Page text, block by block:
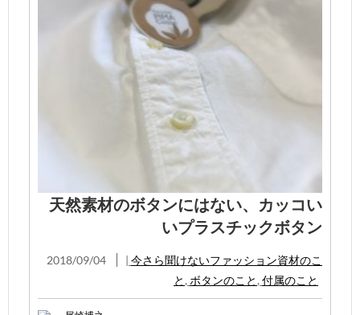
天然素材のボタンにはない、カッコい
いプラスチックボタン
2018/09/04 | 今さら聞けないファッション資材のこ
と , ボタンのこと , 付属のこと